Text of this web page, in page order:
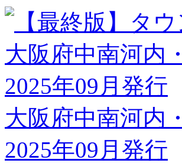
大阪府中南河内
2025年09月発行